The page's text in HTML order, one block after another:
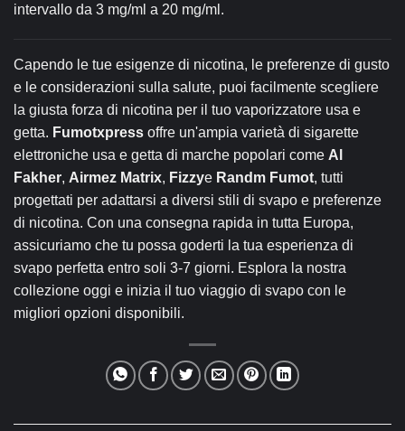
intervallo da 3 mg/ml a 20 mg/ml.
Capendo le tue esigenze di nicotina, le preferenze di gusto
e le considerazioni sulla salute, puoi facilmente scegliere
la giusta forza di nicotina per il tuo vaporizzatore usa e
getta. Fumotxpress offre un'ampia varietà di sigarette
elettroniche usa e getta di marche popolari come Al
Fakher, Airmez Matrix, Fizzye Randm Fumot, tutti
progettati per adattarsi a diversi stili di svapo e preferenze
di nicotina. Con una consegna rapida in tutta Europa,
assicuriamo che tu possa goderti la tua esperienza di
svapo perfetta entro soli 3-7 giorni. Esplora la nostra
collezione oggi e inizia il tuo viaggio di svapo con le
migliori opzioni disponibili.